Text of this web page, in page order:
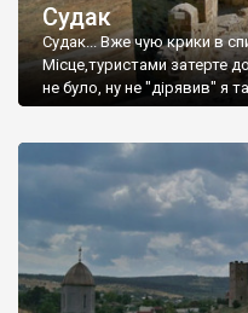
Судак
Судак... Вже чую крики в
Місце,туристами затерте
не було, ну не "дірявив" я